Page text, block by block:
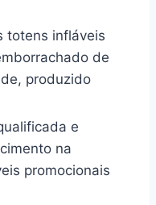
totens infláveis
de
produzido
e
na
promocionais